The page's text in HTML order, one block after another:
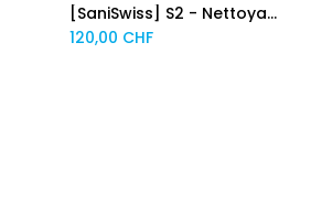
Add to Cart
[SaniSwiss] S2 - Nettoyant desinfectant surfaces Bidon 5L, 2 pcs
120,00 CHF